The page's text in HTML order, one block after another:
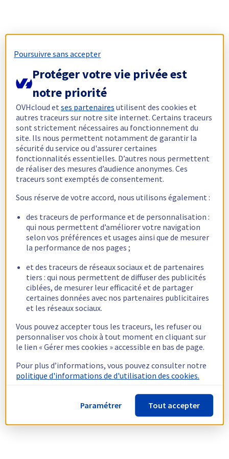
Poursuivre sans accepter
Protéger votre vie privée est
notre priorité
OVHcloud etses partenaires utilisent des cookies et
autres traceurs sur notre site internet. Certains traceurs
sont strictement nécessaires au fonctionnement du
site. Ils nous permettent notamment de garantir la
sécurité du service ou d'assurer certaines
fonctionnalités essentielles. D’autres nous permettent
de réaliser des mesures d’audience anonymes. Ces
traceurs sont exemptés de consentement.
Sous réserve de votre accord, nous utilisons également :
des traceurs de performance et de personnalisation :
qui nous permettent d’améliorer votre navigation
selon vos préférences et usages ainsi que de mesurer
la performance de nos pages ;
et des traceurs de réseaux sociaux et de partenaires
tiers : qui nous permettent de diffuser des publicités
ciblées, de mesurer leur efficacité et de partager
certaines données avec nos partenaires publicitaires
et les réseaux sociaux.
Vous pouvez accepter tous les traceurs, les refuser ou
personnaliser vos choix à tout moment en cliquant sur
le lien « Gérer mes cookies » accessible en bas de page.
Pour plus d’informations, vous pouvez consulter notre
politique d'informations de d'utilisation des cookies.
Paramétrer Tout accepter